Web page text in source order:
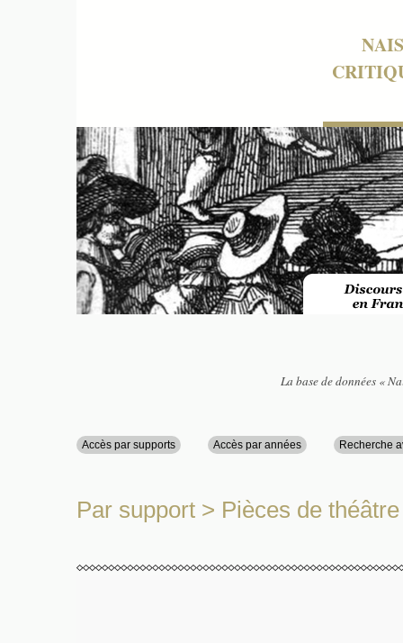
La base de données «
Accès par supports Accès par années Recherche
Par support > Pièces de théâtre